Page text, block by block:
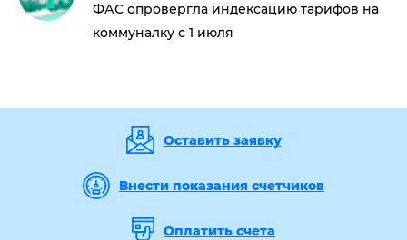
ФАС опровергла индексацию тарифов на
коммуналку с 1 июля
Оставить заявку
Внести показания счетчиков
Оплатить счета